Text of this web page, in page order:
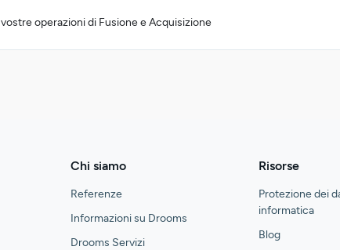
operazioni di Fusione e Acquisizione
Chi siamo
Referenze
Informazioni su Drooms
Drooms Servizi
Risorse
Protezione dei
informatica
Blog